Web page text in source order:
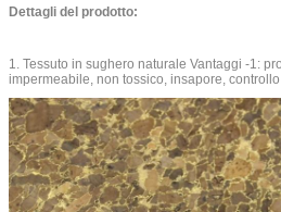
Dettagli del prodotto:
1. Tessuto in sughero naturale Vantaggi -1:
impermeabile, non tossico, insapore, controllo